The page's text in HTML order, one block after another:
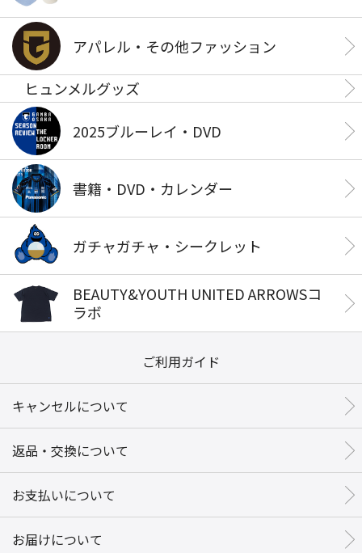
アパレル・その他ファッション
ヒュンメルグッズ
2025ブルーレイ・DVD
書籍・DVD・カレンダー
ガチャガチャ・シークレット
BEAUTY&YOUTH UNITED ARROWSコ
ラボ
ご利用ガイド
キャンセルについて
返品・交換について
お支払いについて
お届けについて